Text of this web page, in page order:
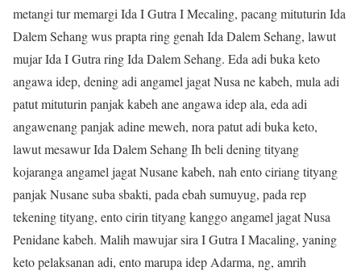
metangi tur memargi Ida I Gutra I Mecaling, pacang mituturin Ida
Dalem Sehang wus prapta ring genah Ida Dalem Sehang, lawut
mujar Ida I Gutra ring Ida Dalem Sehang. Eda adi buka keto
angawa idep, dening adi angamel jagat Nusa ne kabeh, mula adi
patut mituturin panjak kabeh ane angawa idep ala, eda adi
angawenang panjak adine meweh, nora patut adi buka keto,
lawut mesawur Ida Dalem Sehang Ih beli dening tityang
kojaranga angamel jagat Nusane kabeh, nah ento ciriang tityang
panjak Nusane suba sbakti, pada ebah sumuyug, pada rep
tekening tityang, ento cirin tityang kanggo angamel jagat Nusa
Penidane kabeh. Malih mawujar sira I Gutra I Macaling, yaning
keto pelaksanan adi, ento marupa idep Adarma, ng, amrih